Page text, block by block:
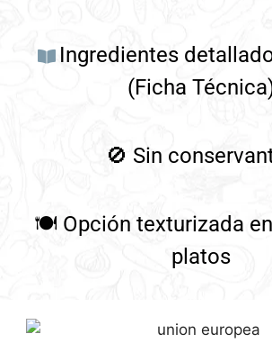
Ingredientes
(Ficha
🚫 Sin
🍽️ Opción texturizada
platos